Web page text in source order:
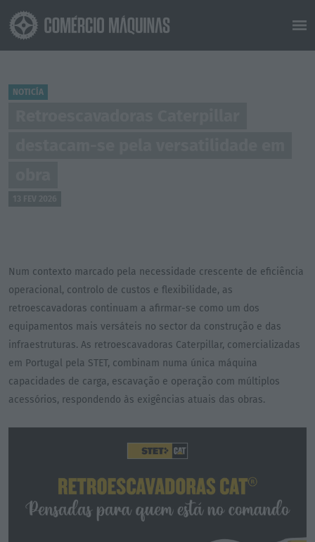
NOTICÍA
Num contexto marcado pela necessidade crescente de eficiência
operacional, controlo de custos e flexibilidade, as
retroescavadoras continuam a afirmar-se como um dos
equipamentos mais versáteis no sector da construção e das
infraestruturas. As retroescavadoras Caterpillar, comercializadas
em Portugal pela STET, combinam numa única máquina
capacidades de carga, escavação e operação com múltiplos
acessórios, respondendo às exigências atuais das obras.